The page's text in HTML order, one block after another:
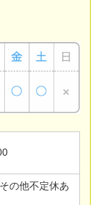
の他不定休あ